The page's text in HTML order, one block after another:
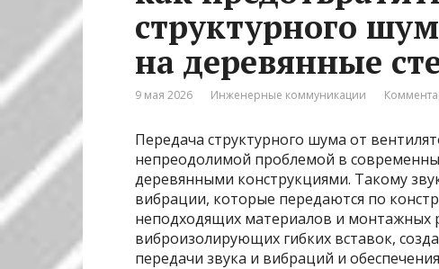
структурного
на деревянные
9 мая 2026 Инженерные коммуникации
Передача структурного шума от
непреодолимой проблемой в
деревянными конструкциями. Такому
вибрации, которые передаются по
неподходящих материалов и
виброизолирующих гибких вставок,
передачи звука и вибраций и